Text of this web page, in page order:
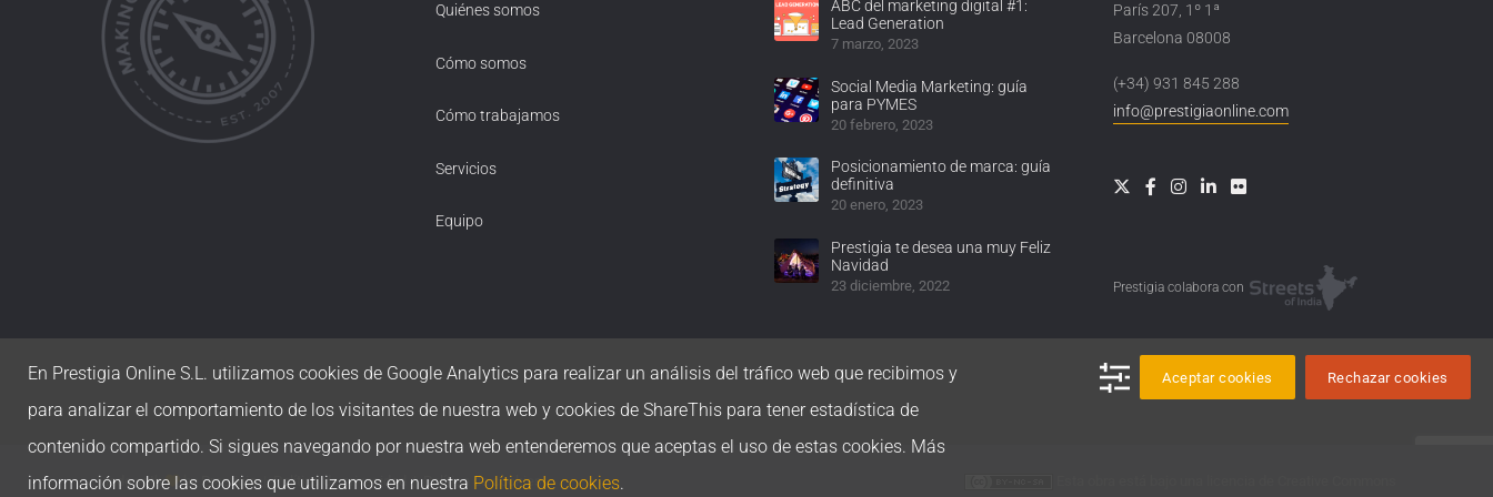
Quiénes somos
Cómo somos
Cómo trabajamos
Servicios
Equipo
ABC del marketing digital #1:
Lead Generation
7 marzo, 2023
Social Media Marketing: guía
para PYMES
20 febrero, 2023
Posicionamiento de marca: guía
definitiva
20 enero, 2023
Prestigia te desea una muy Feliz
Navidad
23 diciembre, 2022
París 207, 1º 1ª
Barcelona 08008
(+34) 931 845 288
info@prestigiaonline.com
Prestigia colabora con
Made with by Prestigia|Política de privacidad | Política de cookies
En Prestigia Online S.L. utilizamos cookies de Google Analytics para realizar un análisis del tráfico web que recibimos y
para analizar el comportamiento de los visitantes de nuestra web y cookies de ShareThis para tener estadística de
contenido compartido. Si sigues navegando por nuestra web entenderemos que aceptas el uso de estas cookies. Más
información sobre las cookies que utilizamos en nuestra Política de cookies.
Aceptar cookies Rechazar cookies